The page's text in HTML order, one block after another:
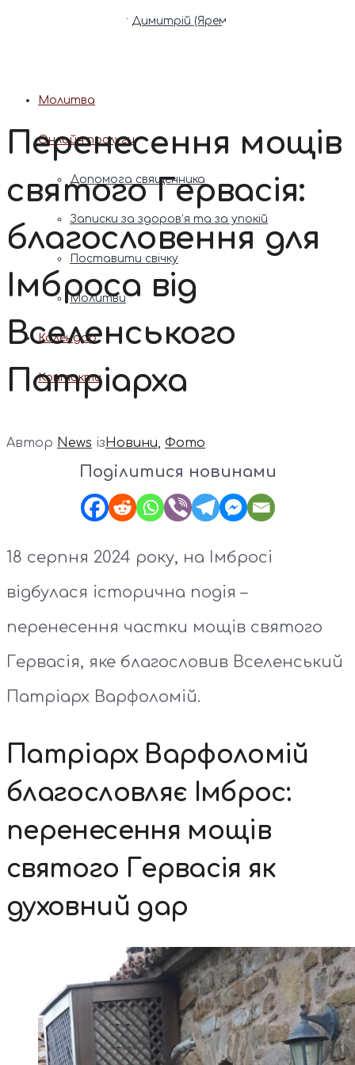
Патріарх Димитрій (Ярема)
Молитва
Онлайн послуги
Допомога священника
Записки за здоров’я та за упокій
Поставити свічку
Молитви
Календар
Контакти
Перенесення мощів
святого Гервасія:
благословення для
Імброса від
Вселенського
Патріарха
Автор News ізНовини, Фото
Поділитися новинами
18 серпня 2024 року, на Імбросі
відбулася історична подія –
перенесення частки мощів святого
Гервасія, яке благословив Вселенський
Патріарх Варфоломій.
Патріарх Варфоломій
благословляє Імброс:
перенесення мощів
святого Гервасія як
духовний дар